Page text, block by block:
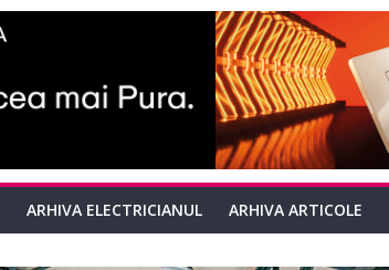
ARHIVA ELECTRICIANUL ARHIVA ARTICOLE